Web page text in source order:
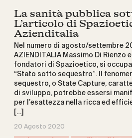
La sanità pubblica
L’articolo di
Azienditalia
Nel numero di agosto/settembre
AZIENDITALIA Massimo Di Rienzo
fondatori di Spazioetico, si
“Stato sotto sequestro”. Il
sequestro, o State Capture,
di sviluppo, potrebbe essersi
per l’esattezza nella ricca ed
[…]
20 Agosto 2020